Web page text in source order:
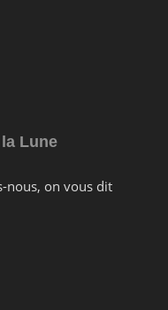
Lune
nous, on vous dit